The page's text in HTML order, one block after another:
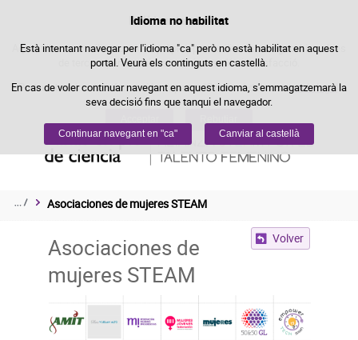
Política de cookies
Aquest lloc web utilitza cookies pròpies per facilitar la navegació i cookies
de tercers per obtenir estadístiques d'ús i satisfacció.
Podeu obtenir més informació a l'apartat "Cookies" del nostreavís legal .
Idioma no habilitat
Està intentant navegar per l'idioma "ca" però no està habilitat en aquest
portal. Veurà els continguts en castellà.
En cas de voler continuar navegant en aquest idioma, s'emmagatzemarà la
seva decisió fins que tanqui el navegador.
Continuar navegant en "ca" Canviar al castellà
Passar al contingut
Asociaciones de mujeres STEAM
Volver
Asociaciones de
mujeres STEAM